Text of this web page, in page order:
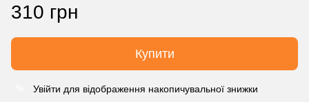
310 грн
Купити
Увійти для відображення накопичувальної знижки